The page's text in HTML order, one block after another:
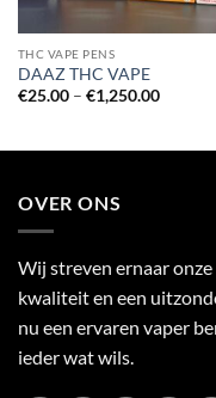
THC VAPE PENS
DAAZ THC VAPE
€25.00 – €1,250.00Price
OVER ONS
Wij streven ernaar
kwaliteit en een
nu een ervaren vaper
ieder wat wils.